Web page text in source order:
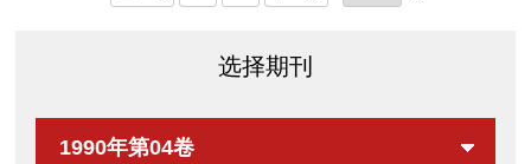
选择期刊
1990年第04卷